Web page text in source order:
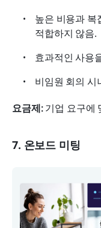
높은 비용과 복
적합하지 않음.
효과적인 사용
비임원 회의 시
요금제: 기업 요구에
7. 온보드 미팅